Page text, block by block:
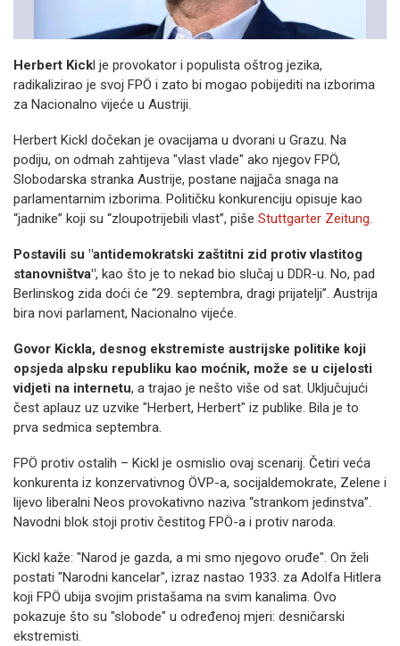
Herbert Kickl je provokator i populista oštrog jezika,
radikalizirao je svoj FPÖ i zato bi mogao pobijediti na izborima
za Nacionalno vijeće u Austriji.
Herbert Kickl dočekan je ovacijama u dvorani u Grazu. Na
podiju, on odmah zahtijeva "vlast vlade" ako njegov FPÖ,
Slobodarska stranka Austrije, postane najjača snaga na
parlamentarnim izborima. Političku konkurenciju opisuje kao
“jadnike” koji su “zloupotrijebili vlast”, piše Stuttgarter Zeitung.
Postavili su "antidemokratski zaštitni zid protiv vlastitog
stanovništva", kao što je to nekad bio slučaj u DDR-u. No, pad
Berlinskog zida doći će “29. septembra, dragi prijatelji”. Austrija
bira novi parlament, Nacionalno vijeće.
Govor Kickla, desnog ekstremiste austrijske politike koji
opsjeda alpsku republiku kao moćnik, može se u cijelosti
vidjeti na internetu, a trajao je nešto više od sat. Uključujući
čest aplauz uz uzvike "Herbert, Herbert" iz publike. Bila je to
prva sedmica septembra.
FPÖ protiv ostalih – Kickl je osmislio ovaj scenarij. Četiri veća
konkurenta iz konzervativnog ÖVP-a, socijaldemokrate, Zelene i
lijevo liberalni Neos provokativno naziva “strankom jedinstva”.
Navodni blok stoji protiv čestitog FPÖ-a i protiv naroda.
Kickl kaže: "Narod je gazda, a mi smo njegovo oruđe". On želi
postati "Narodni kancelar", izraz nastao 1933. za Adolfa Hitlera
koji FPÖ ubija svojim pristašama na svim kanalima. Ovo
pokazuje što su "slobode" u određenoj mjeri: desničarski
ekstremisti.